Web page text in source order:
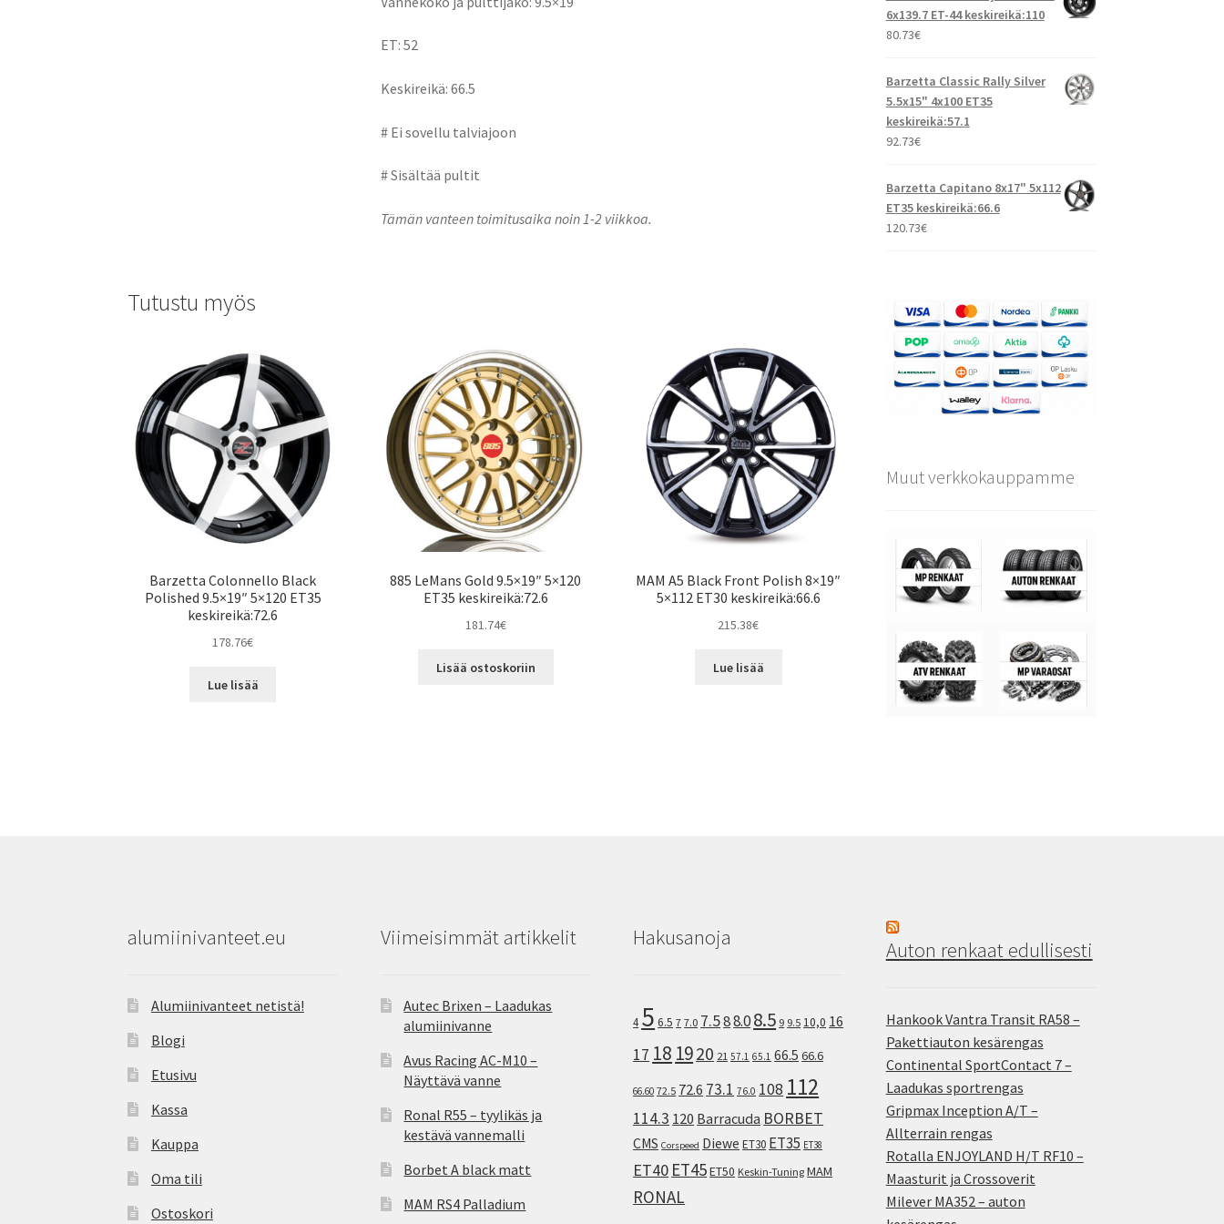
ET: 52
Keskireikä: 66.5
# Ei sovellu talviajoon
# Sisältää pultit
Tämän vanteen toimitusaika noin 1-2 viikkoa.
Tutustu myös
Barzetta Colonnello Black
Polished 9.5×19″ 5×120 ET35
keskireikä:72.6
178.76€
Lue lisää
885 LeMans Gold 9.5×19″ 5×120
ET35 keskireikä:72.6
181.74€
Lisää ostoskoriin
MAM A5 Black Front Polish 8×19″
5×112 ET30 keskireikä:66.6
215.38€
Lue lisää
6x139.7 ET-44 keskireikä:110
80.73€
Barzetta Classic Rally Silver
5.5x15" 4x100 ET35
keskireikä:57.1
92.73€
Barzetta Capitano 8x17" 5x112
ET35 keskireikä:66.6
120.73€
Muut verkkokauppamme
alumiinivanteet.eu
Alumiinivanteet netistä!
Blogi
Etusivu
Kassa
Kauppa
Oma tili
Ostoskori
Viimeisimmät artikkelit
Autec Brixen – Laadukas
alumiinivanne
Avus Racing AC-M10 –
Näyttävä vanne
Ronal R55 – tyylikäs ja
kestävä vannemalli
Borbet A black matt
MAM RS4 Palladium
Hakusanoja
4 5 6.5 7 7.0 7.588.08.5 9 9.5 10,0 16
17 18 1920 21 57.1 65.1 66.5 66.6
66.60 72.5 72.6 73.1 76.0 108 112
114.3 120 Barracuda BORBET
CMS Corspeed Diewe ET30 ET35 ET38
ET40 ET45ET50 Keskin-Tuning MAM
RONAL
Auton renkaat edullisesti
Hankook Vantra Transit RA58 –
Pakettiauton kesärengas
Continental SportContact 7 –
Laadukas sportrengas
Gripmax Inception A/T –
Allterrain rengas
Rotalla ENJOYLAND H/T RF10 –
Maasturit ja Crossoverit
Milever MA352 – auton